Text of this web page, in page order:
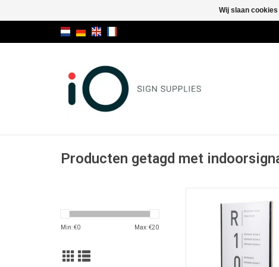
Producten getagd met
Min: €0 Max: €20
signalisatie. Het
met roestvrijstaal frame,
frontkap. Inclusief
Wij slaan